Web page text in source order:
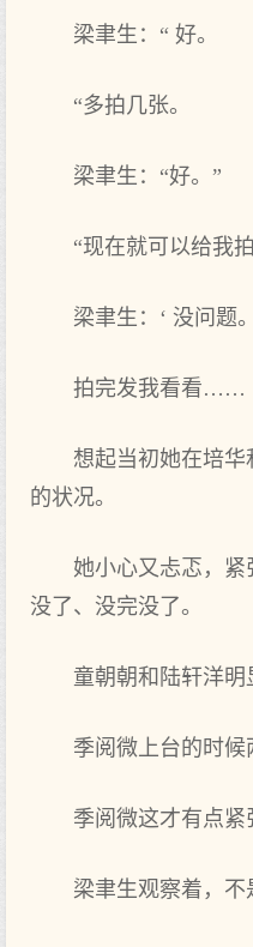
梁聿生：“ 好。
“多拍几张。
梁聿生：“好。”
“现在就可以给我
梁聿生：‘ 没问题。
拍完发我看看……
想起当初她在培华
的状况。
她小心又忐忑，
没了、没完没了。
童朝朝和陆轩洋明
季阅微上台的时候
季阅微这才有点
梁聿生观察着，不